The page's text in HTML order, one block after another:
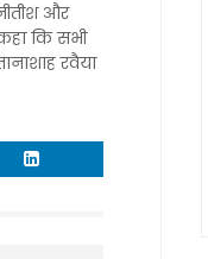
और
कि सभी
रवैया